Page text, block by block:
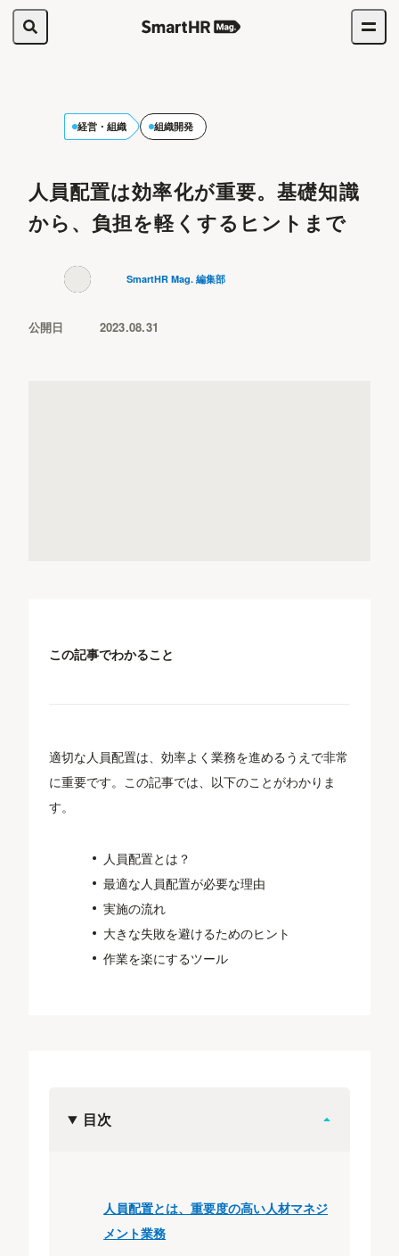
経営・組織 組織開発
人員配置は効率化が重要。基礎知識
から、負担を軽くするヒントまで
SmartHR Mag. 編集部
公開日 2023.08.31
この記事でわかること
適切な人員配置は、効率よく業務を進めるうえで非常
に重要です。この記事では、以下のことがわかりま
す。
人員配置とは？
最適な人員配置が必要な理由
実施の流れ
大きな失敗を避けるためのヒント
作業を楽にするツール
目次
人員配置とは、重要度の高い人材マネジ
メント業務